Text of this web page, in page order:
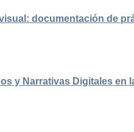
documentación de
y Narrativas Digitales en